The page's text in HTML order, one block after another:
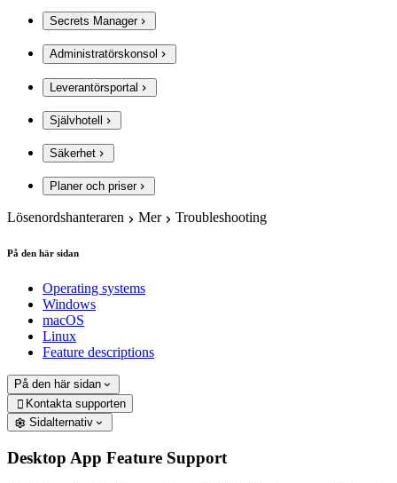
Secrets Manager
Administratörskonsol
Leverantörsportal
Självhotell
Säkerhet
Planer och priser
Lösenordshanteraren Mer Troubleshooting
På den här sidan
Operating systems
Windows
macOS
Linux
Feature descriptions
På den här sidan
 Kontakta supporten
Sidalternativ
Desktop App Feature Support